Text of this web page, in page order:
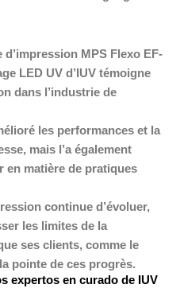
d’impression MPS Flexo EF-
LED UV d’IUV témoigne
dans l’industrie de
les performances et la
mais l’a également
en matière de pratiques
continue d’évoluer,
les limites de la
ses clients, comme le
pointe de ces progrès.
expertos en curado de IUV